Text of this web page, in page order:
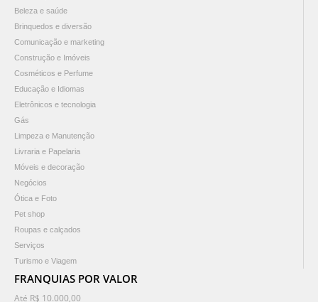
Beleza e saúde
Brinquedos e diversão
Comunicação e marketing
Construção e Imóveis
Cosméticos e Perfume
Educação e Idiomas
Eletrônicos e tecnologia
Gás
Limpeza e Manutenção
Livraria e Papelaria
Móveis e decoração
Negócios
Ótica e Foto
Pet shop
Roupas e calçados
Serviços
Turismo e Viagem
FRANQUIAS POR VALOR
Até R$ 10.000,00